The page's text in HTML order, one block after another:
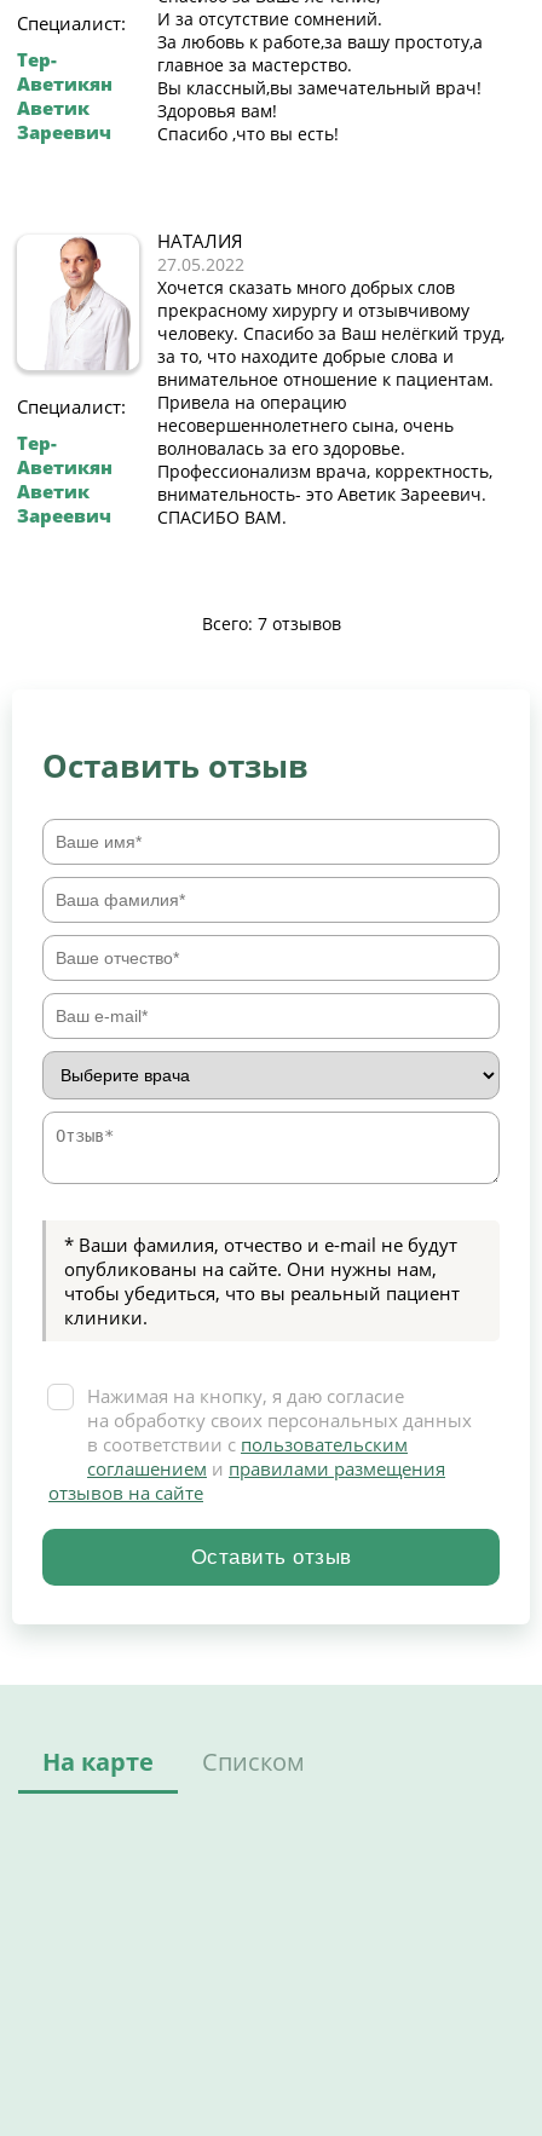
Специалист:
Тер-
Аветикян
Аветик
Зареевич
И за отсутствие сомнений.
За любовь к работе,за вашу простоту,а
главное за мастерство.
Вы классный,вы замечательный врач!
Здоровья вам!
Спасибо ,что вы есть!
Специалист:
Тер-
Аветикян
Аветик
Зареевич
НАТАЛИЯ
27.05.2022
Хочется сказать много добрых слов
прекрасному хирургу и отзывчивому
человеку. Спасибо за Ваш нелёгкий труд,
за то, что находите добрые слова и
внимательное отношение к пациентам.
Привела на операцию
несовершеннолетнего сына, очень
волновалась за его здоровье.
Профессионализм врача, корректность,
внимательность- это Аветик Зареевич.
СПАСИБО ВАМ.
Всего: 7 отзывов
Оставить отзыв
* Ваши фамилия, отчество и e-mail не будут
опубликованы на сайте. Они нужны нам,
чтобы убедиться, что вы реальный пациент
клиники.
Нажимая на кнопку, я даю согласие
на обработку своих персональных данных
в соответствии с пользовательским
соглашением и правилами размещения
отзывов на сайте
На карте Списком